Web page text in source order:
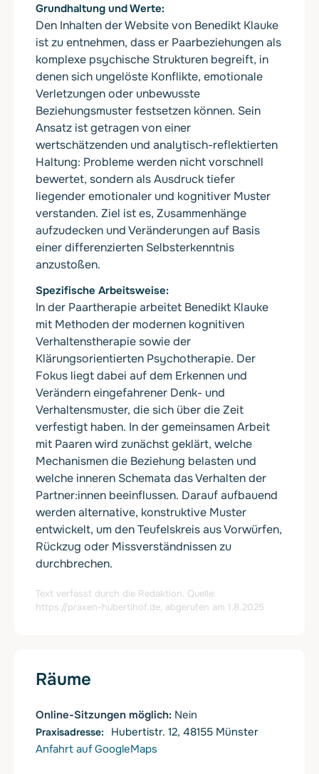
Grundhaltung und Werte
Den Inhalten der Website von Benedikt Klauke
ist zu entnehmen, dass er Paarbeziehungen als
komplexe psychische Strukturen begreift, in
denen sich ungelöste Konflikte, emotionale
Verletzungen oder unbewusste
Beziehungsmuster festsetzen können. Sein
Ansatz ist getragen von einer
wertschätzenden und analytisch-reflektierten
Haltung: Probleme werden nicht vorschnell
bewertet, sondern als Ausdruck tiefer
liegender emotionaler und kognitiver Muster
verstanden. Ziel ist es, Zusammenhänge
aufzudecken und Veränderungen auf Basis
einer differenzierten Selbsterkenntnis
anzustoßen.
Spezifische Arbeitsweise
In der Paartherapie arbeitet Benedikt Klauke
mit Methoden der modernen kognitiven
Verhaltenstherapie sowie der
Klärungsorientierten Psychotherapie. Der
Fokus liegt dabei auf dem Erkennen und
Verändern eingefahrener Denk- und
Verhaltensmuster, die sich über die Zeit
verfestigt haben. In der gemeinsamen Arbeit
mit Paaren wird zunächst geklärt, welche
Mechanismen die Beziehung belasten und
welche inneren Schemata das Verhalten der
Partner:innen beeinflussen. Darauf aufbauend
werden alternative, konstruktive Muster
entwickelt, um den Teufelskreis aus Vorwürfen,
Rückzug oder Missverständnissen zu
durchbrechen.
Text verfasst durch die Redaktion. Quelle:
https://praxen-hubertihof.de, abgerufen am 1.8.2025
Räume
Online-Sitzungen möglich: Nein
Hubertistr. 12, 48155 Münster
Anfahrt auf GoogleMaps